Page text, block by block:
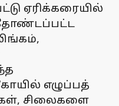
ஏரிக்கரையில்
எழுப்பத்
சிலைகளை